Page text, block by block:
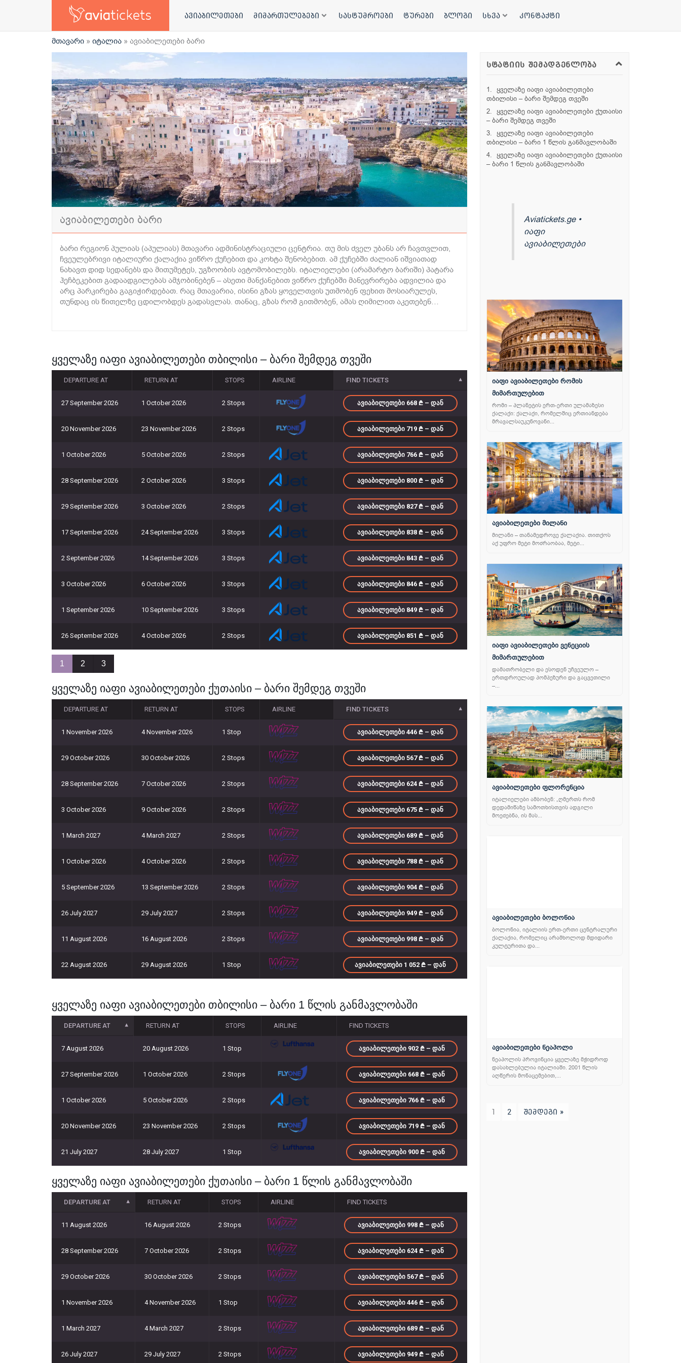
ავიაბილეთები მიმართულებები სასტუმროები ტურები ბლოგი სხვა კონტაქტი
მთავარი » იტალია » ავიაბილეთები ბარი
ბარი
ავიაბილეთები ბარი
ბარი რეგიონ პულიას (აპულიას) მთავარი ადმინისტრაციული ცენტრია. თუ მის ძველ უბანს არ ჩავთვლით,
ჩვეულებრივი იტალიური ქალაქია ვიწრო ქუჩებით და კოხტა შენობებით. ამ ქუჩებში ძალიან იშვიათად
ნახავთ დიდ სედანებს და მითუმეტეს, უგზოობის ავტომობილებს. იტალიელები (არამარტო ბარიში) პატარა
ჰეჩბეკებით გადაადგილებას ამჯობინებენ – ასეთი მანქანებით ვიწრო ქუჩებში მანევრირება ადვილია და
არც პარკირება გაგიჭირდებათ. რაც მთავარია, ისინი გზას ყოველთვის უთმობენ ფეხით მოსიარულეს,
თუნდაც ის წითელზე ცდილობდეს გადასვლას. თანაც, გზას რომ გითმობენ, ამას ღიმილით აკეთებენ…
ყველაზე იაფი ავიაბილეთები თბილისი – ბარი შემდეგ თვეში
DEPARTURE AT RETURN AT STOPS AIRLINE FIND TICKETS
27 September 2026 1 October 2026 2 Stops ᲐᲕᲘᲐᲑᲘᲚᲔᲗᲔᲑᲘ 668 – ᲓᲐᲜ
20 November 2026 23 November 2026 2 Stops ᲐᲕᲘᲐᲑᲘᲚᲔᲗᲔᲑᲘ 719 – ᲓᲐᲜ
1 October 2026 5 October 2026 2 Stops ᲐᲕᲘᲐᲑᲘᲚᲔᲗᲔᲑᲘ 766 – ᲓᲐᲜ
28 September 2026 2 October 2026 3 Stops ᲐᲕᲘᲐᲑᲘᲚᲔᲗᲔᲑᲘ 800 – ᲓᲐᲜ
29 September 2026 3 October 2026 2 Stops ᲐᲕᲘᲐᲑᲘᲚᲔᲗᲔᲑᲘ 827 – ᲓᲐᲜ
17 September 2026 24 September 2026 3 Stops ᲐᲕᲘᲐᲑᲘᲚᲔᲗᲔᲑᲘ 838 – ᲓᲐᲜ
2 September 2026 14 September 2026 3 Stops ᲐᲕᲘᲐᲑᲘᲚᲔᲗᲔᲑᲘ 843 – ᲓᲐᲜ
3 October 2026 6 October 2026 3 Stops ᲐᲕᲘᲐᲑᲘᲚᲔᲗᲔᲑᲘ 846 – ᲓᲐᲜ
1 September 2026 10 September 2026 3 Stops ᲐᲕᲘᲐᲑᲘᲚᲔᲗᲔᲑᲘ 849 – ᲓᲐᲜ
26 September 2026 4 October 2026 2 Stops ᲐᲕᲘᲐᲑᲘᲚᲔᲗᲔᲑᲘ 851 – ᲓᲐᲜ
1 2 3
ყველაზე იაფი ავიაბილეთები ქუთაისი – ბარი შემდეგ თვეში
DEPARTURE AT RETURN AT STOPS AIRLINE FIND TICKETS
1 November 2026 4 November 2026 1 Stop ᲐᲕᲘᲐᲑᲘᲚᲔᲗᲔᲑᲘ 446 – ᲓᲐᲜ
29 October 2026 30 October 2026 2 Stops ᲐᲕᲘᲐᲑᲘᲚᲔᲗᲔᲑᲘ 567 – ᲓᲐᲜ
28 September 2026 7 October 2026 2 Stops ᲐᲕᲘᲐᲑᲘᲚᲔᲗᲔᲑᲘ 624 – ᲓᲐᲜ
3 October 2026 9 October 2026 2 Stops ᲐᲕᲘᲐᲑᲘᲚᲔᲗᲔᲑᲘ 675 – ᲓᲐᲜ
1 March 2027 4 March 2027 2 Stops ᲐᲕᲘᲐᲑᲘᲚᲔᲗᲔᲑᲘ 689 – ᲓᲐᲜ
1 October 2026 4 October 2026 2 Stops ᲐᲕᲘᲐᲑᲘᲚᲔᲗᲔᲑᲘ 788 – ᲓᲐᲜ
5 September 2026 13 September 2026 2 Stops ᲐᲕᲘᲐᲑᲘᲚᲔᲗᲔᲑᲘ 904 – ᲓᲐᲜ
26 July 2027 29 July 2027 2 Stops ᲐᲕᲘᲐᲑᲘᲚᲔᲗᲔᲑᲘ 949 – ᲓᲐᲜ
11 August 2026 16 August 2026 2 Stops ᲐᲕᲘᲐᲑᲘᲚᲔᲗᲔᲑᲘ 998 – ᲓᲐᲜ
22 August 2026 29 August 2026 1 Stop ᲐᲕᲘᲐᲑᲘᲚᲔᲗᲔᲑᲘ 1 052 – ᲓᲐᲜ
ყველაზე იაფი ავიაბილეთები თბილისი – ბარი 1 წლის განმავლობაში
DEPARTURE AT RETURN AT STOPS AIRLINE FIND TICKETS
7 August 2026 20 August 2026 1 Stop ᲐᲕᲘᲐᲑᲘᲚᲔᲗᲔᲑᲘ 902 – ᲓᲐᲜ
27 September 2026 1 October 2026 2 Stops ᲐᲕᲘᲐᲑᲘᲚᲔᲗᲔᲑᲘ 668 – ᲓᲐᲜ
1 October 2026 5 October 2026 2 Stops ᲐᲕᲘᲐᲑᲘᲚᲔᲗᲔᲑᲘ 766 – ᲓᲐᲜ
20 November 2026 23 November 2026 2 Stops ᲐᲕᲘᲐᲑᲘᲚᲔᲗᲔᲑᲘ 719 – ᲓᲐᲜ
21 July 2027 28 July 2027 1 Stop ᲐᲕᲘᲐᲑᲘᲚᲔᲗᲔᲑᲘ 900 – ᲓᲐᲜ
ყველაზე იაფი ავიაბილეთები ქუთაისი – ბარი 1 წლის განმავლობაში
DEPARTURE AT RETURN AT STOPS AIRLINE FIND TICKETS
11 August 2026 16 August 2026 2 Stops ᲐᲕᲘᲐᲑᲘᲚᲔᲗᲔᲑᲘ 998 – ᲓᲐᲜ
28 September 2026 7 October 2026 2 Stops ᲐᲕᲘᲐᲑᲘᲚᲔᲗᲔᲑᲘ 624 – ᲓᲐᲜ
29 October 2026 30 October 2026 2 Stops ᲐᲕᲘᲐᲑᲘᲚᲔᲗᲔᲑᲘ 567 – ᲓᲐᲜ
1 November 2026 4 November 2026 1 Stop ᲐᲕᲘᲐᲑᲘᲚᲔᲗᲔᲑᲘ 446 – ᲓᲐᲜ
1 March 2027 4 March 2027 2 Stops ᲐᲕᲘᲐᲑᲘᲚᲔᲗᲔᲑᲘ 689 – ᲓᲐᲜ
26 July 2027 29 July 2027 2 Stops ᲐᲕᲘᲐᲑᲘᲚᲔᲗᲔᲑᲘ 949 – ᲓᲐᲜ
სტატიის შემადგენლობა
ყველაზე იაფი ავიაბილეთები
თბილისი – ბარი შემდეგ თვეში
ყველაზე იაფი ავიაბილეთები ქუთაისი
– ბარი შემდეგ თვეში
ყველაზე იაფი ავიაბილეთები
თბილისი – ბარი 1 წლის განმავლობაში
ყველაზე იაფი ავიაბილეთები ქუთაისი
– ბარი 1 წლის განმავლობაში
Aviatickets.ge •
იაფი
ავიაბილეთები
იაფი ავიაბილეთები რომის
მიმართულებით
რომი – პლანეტის ერთ-ერთი ულამაზესი
ქალაქი: ქალაქი, რომელშიც ერთიანდება
მრავალსაუკუნოვანი...
ავიაბილეთები მილანი
მილანი – თანამედროვე ქალაქია. თითქოს
აქ უფრო მეტი მოძრაობაა, მეტი...
იაფი ავიაბილეთები ვენეციის
მიმართულებით
დამათრობელი და ესოდენ უჩვეულო –
ერთდროულად პომპეზური და გაცვეთილი
–...
ავიაბილეთები ფლორენცია
იტალიელები ამბობენ: „ღმერთს რომ
დედამიწაზე სამოთხისთვის ადგილი
მოეძებნა, ის მას...
ავიაბილეთები ბოლონია
ბოლონია, იტალიის ერთ-ერთი ცენტრალური
ქალაქია, რომელიც არამხოლოდ მდიდარი
კულტურითა და...
ავიაბილეთები ნეაპოლი
ნეაპოლის პროვინცია ყველაზე მჭიდროდ
დასახლებულია იტალიაში. 2001 წლის
აღწერის მონაცემებით,...
1 2 შემდეგი »